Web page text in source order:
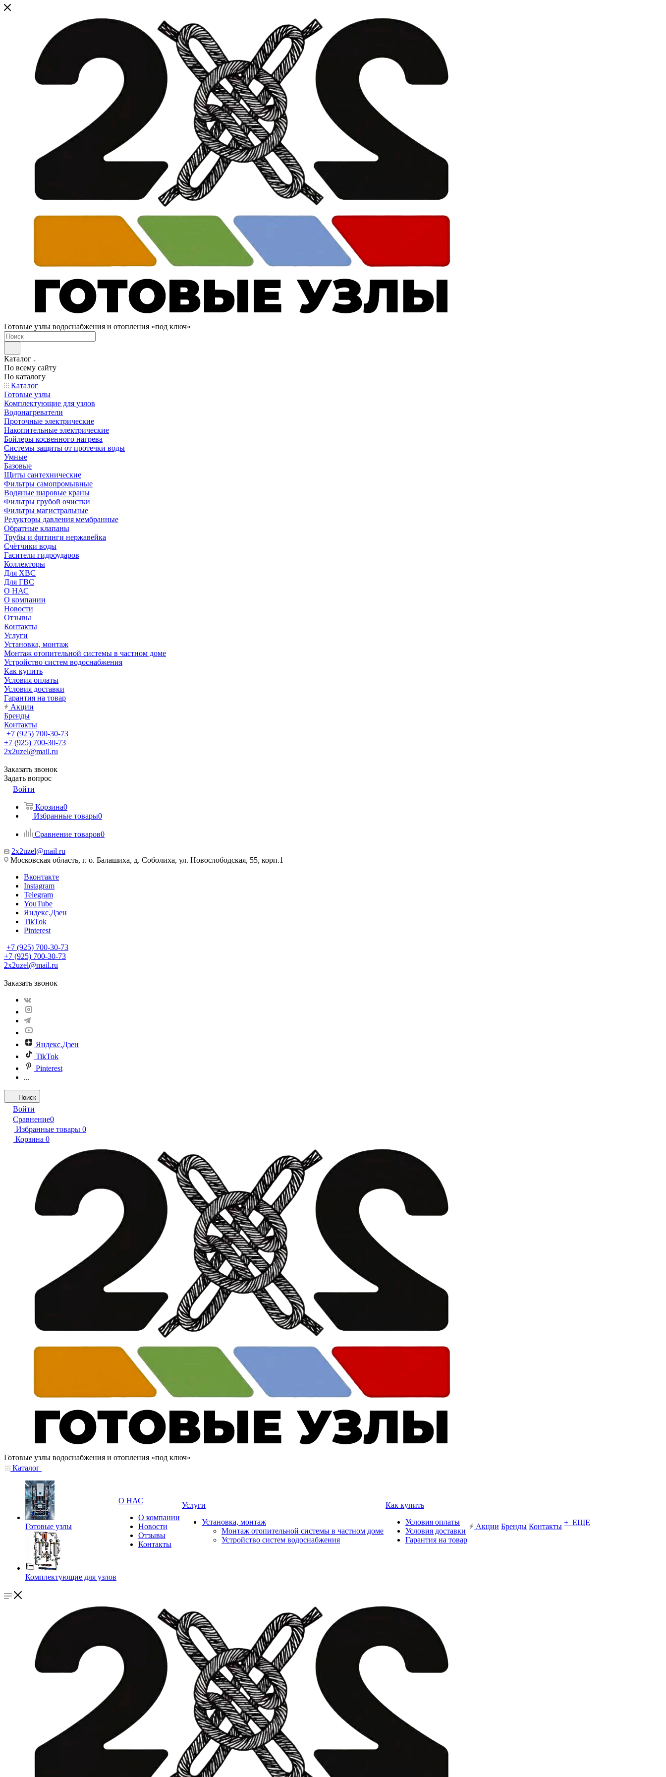
Готовые узлы водоснабжения и отопления «под ключ»
Каталог
По всему сайту
По каталогу
Каталог
Готовые узлы
Комплектующие для узлов
Водонагреватели
Проточные электрические
Накопительные электрические
Бойлеры косвенного нагрева
Системы защиты от протечки воды
Умные
Базовые
Щиты сантехнические
Фильтры самопромывные
Водяные шаровые краны
Фильтры грубой очистки
Фильтры магистральные
Редукторы давления мембранные
Обратные клапаны
Трубы и фитинги нержавейка
Счётчики воды
Гасители гидроударов
Коллекторы
Для ХВС
Для ГВС
О НАС
О компании
Новости
Отзывы
Контакты
Услуги
Установка, монтаж
Монтаж отопительной системы в частном доме
Устройство систем водоснабжения
Как купить
Условия оплаты
Условия доставки
Гарантия на товар
Акции
Бренды
Контакты
+7 (925) 700-30-73
+7 (925) 700-30-73
2x2uzel@mail.ru
Заказать звонок
Задать вопрос
Войти
Корзина0
Избранные товары0
Сравнение товаров0
2x2uzel@mail.ru
Московская область, г. о. Балашиха, д. Соболиха, ул. Новослободская, 55, корп.1
Вконтакте
Instagram
Telegram
YouTube
Яндекс.Дзен
TikTok
Pinterest
+7 (925) 700-30-73
+7 (925) 700-30-73
2x2uzel@mail.ru
Заказать звонок
Яндекс.Дзен
TikTok
Pinterest
...
Поиск
Войти
Сравнение0
Избранные товары 0
Корзина 0
Готовые узлы водоснабжения и отопления «под ключ»
Каталог
Готовые узлы
Комплектующие для узлов
О НАС
О компании
Новости
Отзывы
Контакты
Услуги
Установка, монтаж
Монтаж отопительной системы в частном доме
Устройство систем водоснабжения
Как купить
Условия оплаты
Условия доставки
Гарантия на товар
Акции Бренды Контакты + ЕЩЕ